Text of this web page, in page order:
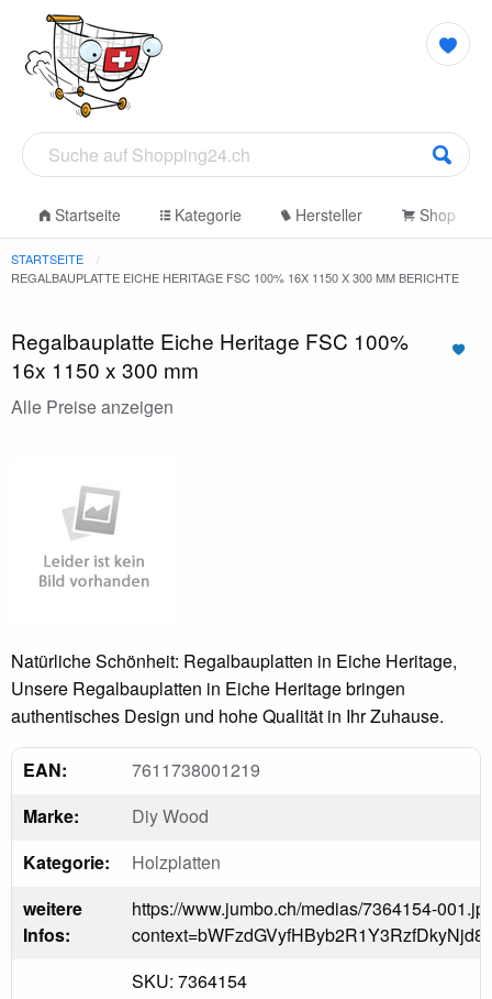
Startseite Kategorie Hersteller Shop
STARTSEITE
REGALBAUPLATTE EICHE HERITAGE FSC 100% 16X 1150 X 300 MM BERICHTE
Regalbauplatte Eiche Heritage FSC 100%
16x 1150 x 300 mm
Alle Preise anzeigen
Natürliche Schönheit: Regalbauplatten in Eiche Heritage,
Unsere Regalbauplatten in Eiche Heritage bringen
authentisches Design und hohe Qualität in Ihr Zuhause.
EAN:
7611738001219
Marke:
Diy Wood
Kategorie:
Holzplatten
weitere
Infos:
https://www.jumbo.ch/medias/7364154-
SKU: 7364154